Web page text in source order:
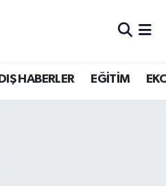
DIŞ HABERLER EĞİTİM